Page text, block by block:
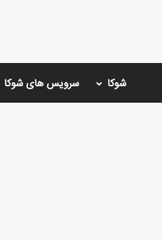
شوکا سرویس های شوکا